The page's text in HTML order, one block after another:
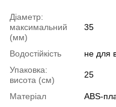
Діаметр:
максимальний
(мм)
35
Водостійкість
не для
Упаковка:
висота (см)
25
Матеріал
ABS-